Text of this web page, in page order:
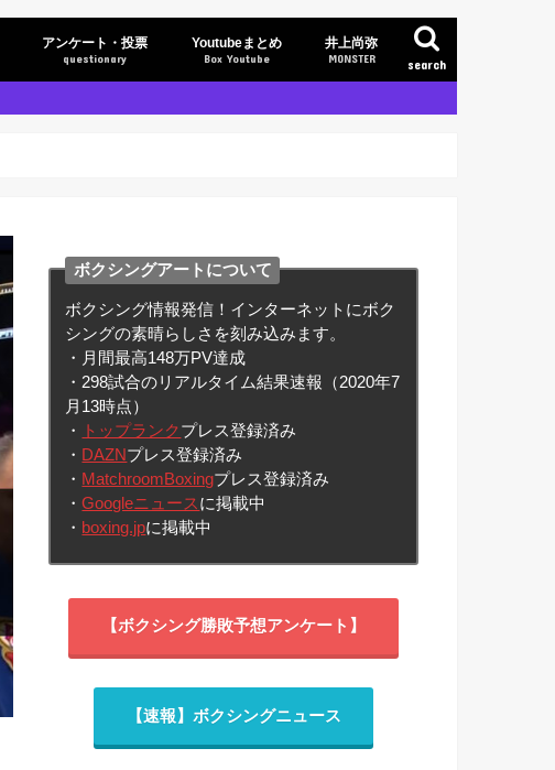
search
アンケート・投票
questionary
Youtubeまとめ
Box Youtube
井上尚弥
MONSTER
ボクシングアートについて
ボクシング情報発信！インターネットにボク
シングの素晴らしさを刻み込みます。
・月間最高148万PV達成
・298試合のリアルタイム結果速報（2020年7
月13時点）
・
トップランクプレス登録済み
・ DAZNプレス登録済み
・ MatchroomBoxingプレス登録済み
・Googleニュースに掲載中
・ boxing.jpに掲載中
【ボクシング勝敗予想アンケート】
【速報】ボクシングニュース